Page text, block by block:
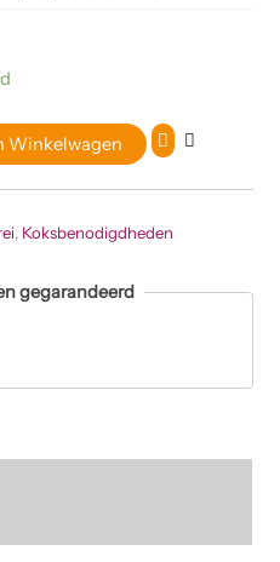
Winkelwagen
, Koksbenodigdheden
gegarandeerd